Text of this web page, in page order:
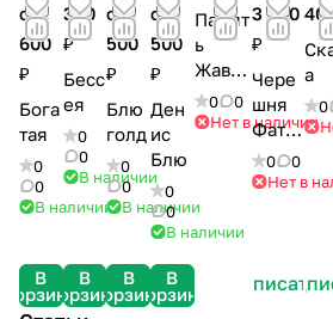
от
600
₽
Бога
тая
0
0
В наличии
В
корзину
350
₽
Бесс
ея
0
0
В наличии
В
корзину
от
500
₽
Блю
голд
0
0
В наличии
В
корзину
от
500
₽
Ден
ис
Блю
0
0
В наличии
В
корзину
Памят
ь
Жавор
онков
а
0
0
Нет в наличии
3 500
₽
Чере
шня
Фате
ж0
0
Нет в
а
0